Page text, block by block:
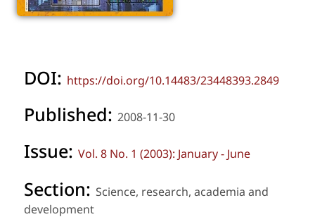
DOI: https://doi.org/10.14483/23448393.2849
Published: 2008-11-30
Issue: Vol. 8 No. 1 (2003): January - June
Section: Science, research, academia and
development